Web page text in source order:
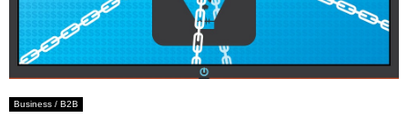
Business / B2B